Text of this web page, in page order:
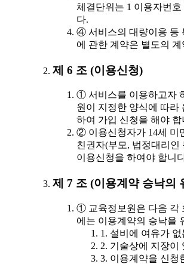
체결단위는 1 이용자번호
다.
④ 서비스의 대량이용 등
에 관한 계약은 별도의
제 6 조 (이용신청)
① 서비스를 이용하고자
원이 지정한 양식에 따라
하여 가입 신청을 해야 합
② 이용신청자가 14세 미
친권자(부모, 법정대리인
이용신청을 하여야 합니
제 7 조 (이용계약 승낙의
① 교육정보원은 다음 각
에는 이용계약의 승낙을
1. 설비에 여유가 없
2. 기술상에 지장이
3. 이용계약을 신청